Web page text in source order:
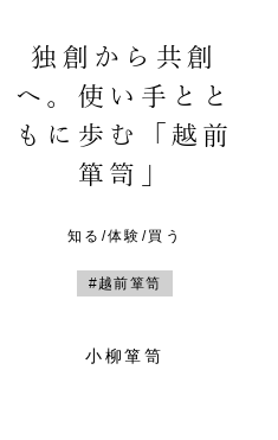
独創から共創
へ。使い手とと
もに歩む「越前
箪笥」
知る/体験/買う
#越前箪笥
小柳箪笥